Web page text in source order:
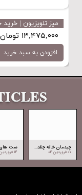
۱۳,۴۷۵,۰۰۰ تومان
افزودن به سبد خرید
۱۴ فروردین ۰۳
چیدمان خانه چقدر مهم و حیاتی است ، طرز صحیح انتخاب وسایل خانه
۰۷ فروردین ۰۳